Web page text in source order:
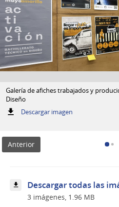
Galería de afiches trabajados y
Diseño
Descargar imagen:
Bachillerato
de
Anterior
Descargar todas las
3 imágenes, 1.96 MB